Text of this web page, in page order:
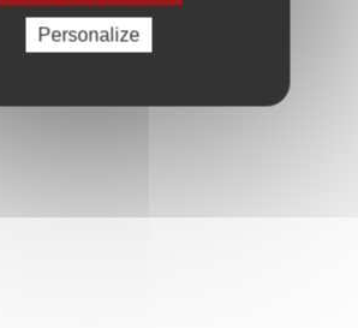
Personalize